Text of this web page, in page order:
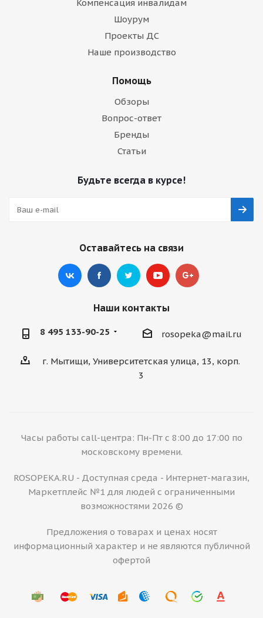
Компенсация инвалидам
Шоурум
Проекты ДС
Наше производство
Помощь
Обзоры
Вопрос-ответ
Бренды
Статьи
Будьте всегда в курсе!
Оставайтесь на связи
Наши контакты
8 495 133-90-25 rosopeka@mail.ru
г. Мытищи, Университетская улица, 13, корп.
3
Часы работы call-центра: Пн-Пт с 8:00 до 17:00 по
московскому времени.
ROSOPEKA.RU - Доступная среда - Интернет-магазин,
Маркетплейс №1 для людей с ограниченными
возможностями 2026 ©
Предложения о товарах и ценах носят
информационный характер и не являются публичной
офертой